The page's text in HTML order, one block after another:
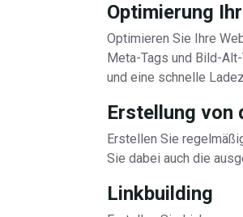
Optimierung
Optimieren Sie Ihre
Meta-Tags und Bild-
und eine schnelle
Erstellung von
Erstellen Sie
Sie dabei auch die
Linkbuilding